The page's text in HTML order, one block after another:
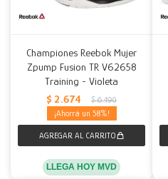
Championes Reebok Mujer
Zpump Fusion TR V62658
Training - Violeta
$ 2.674 $ 6.490
58
LLEGA HOY MVD